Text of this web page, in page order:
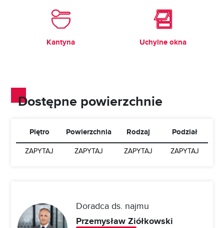
Kantyna Uchylne okna
Dostępne powierzchnie
Piętro Powierzchnia Rodzaj Podział
ZAPYTAJ ZAPYTAJ ZAPYTAJ ZAPYTAJ
Doradca ds. najmu
Przemysław Ziółkowski